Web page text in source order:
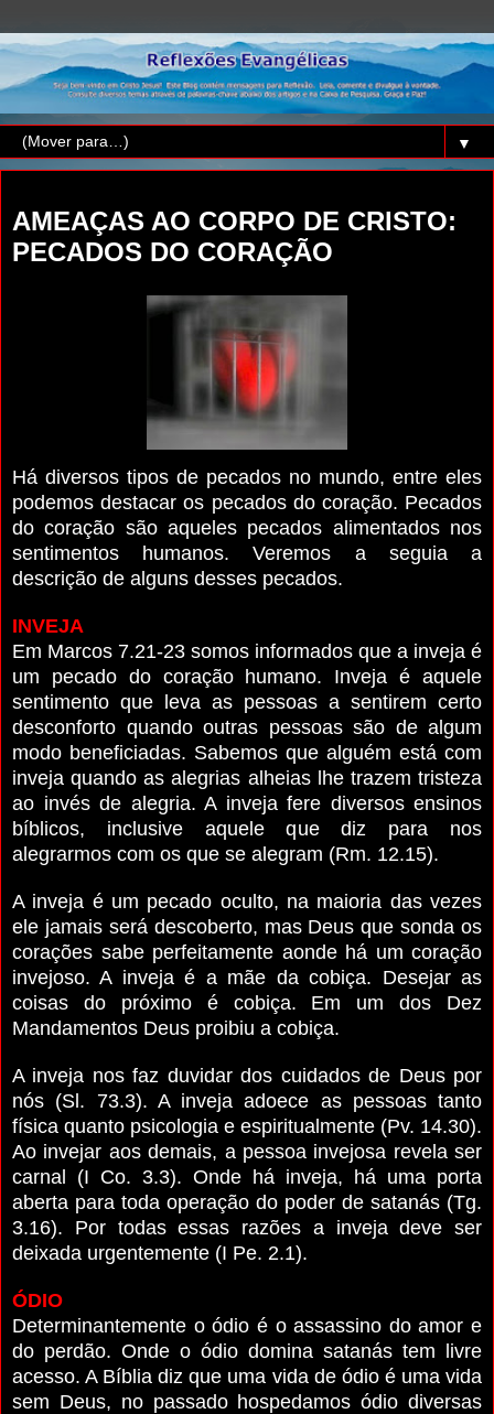
▼
AMEAÇAS AO CORPO DE CRISTO:
PECADOS DO CORAÇÃO
Há diversos tipos de pecados no mundo, entre eles
podemos destacar os pecados do coração. Pecados
do coração são aqueles pecados alimentados nos
sentimentos humanos. Veremos a seguia a
descrição de alguns desses pecados.
INVEJA
Em Marcos 7.21-23 somos informados que a inveja é
um pecado do coração humano. Inveja é aquele
sentimento que leva as pessoas a sentirem certo
desconforto quando outras pessoas são de algum
modo beneficiadas. Sabemos que alguém está com
inveja quando as alegrias alheias lhe trazem tristeza
ao invés de alegria. A inveja fere diversos ensinos
bíblicos, inclusive aquele que diz para nos
alegrarmos com os que se alegram (Rm. 12.15).
A inveja é um pecado oculto, na maioria das vezes
ele jamais será descoberto, mas Deus que sonda os
corações sabe perfeitamente aonde há um coração
invejoso. A inveja é a mãe da cobiça. Desejar as
coisas do próximo é cobiça. Em um dos Dez
Mandamentos Deus proibiu a cobiça.
A inveja nos faz duvidar dos cuidados de Deus por
nós (Sl. 73.3). A inveja adoece as pessoas tanto
física quanto psicologia e espiritualmente (Pv. 14.30).
Ao invejar aos demais, a pessoa invejosa revela ser
carnal (I Co. 3.3). Onde há inveja, há uma porta
aberta para toda operação do poder de satanás (Tg.
3.16). Por todas essas razões a inveja deve ser
deixada urgentemente (I Pe. 2.1).
ÓDIO
Determinantemente o ódio é o assassino do amor e
do perdão. Onde o ódio domina satanás tem livre
acesso. A Bíblia diz que uma vida de ódio é uma vida
sem Deus, no passado hospedamos ódio diversas